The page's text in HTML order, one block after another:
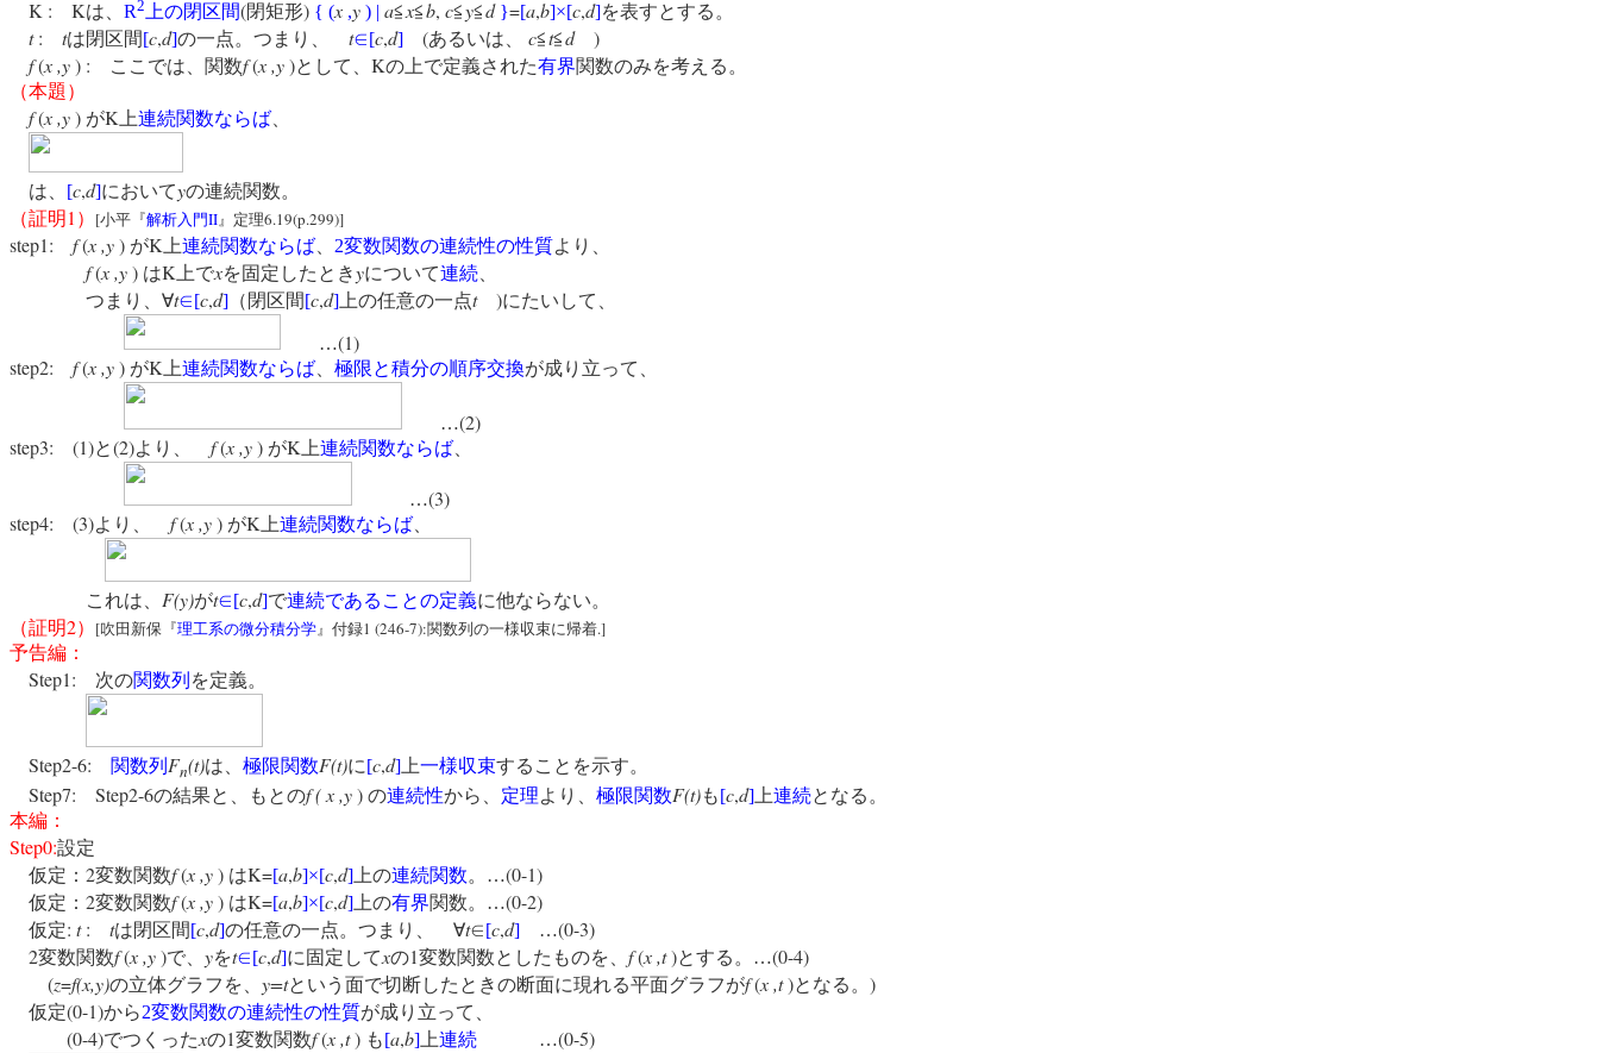
K : Kは、 R2 上の閉区間(閉矩形) { (x ,y ) | a≦ x≦b, c≦y≦d }=[a,b]×[c,d]を表すとする。
t: tは閉区間[c,d]の一点。つまり、 t∈[c,d] (あるいは、 c≦t≦d
)
f(x ,y) : ここでは、関数f(x ,y)として、 Kの上で定義された有界関数のみを考える。
（本題）
f(x ,y) がK 上連続関数ならば
は、 [c,d]においてyの連続関数。
（証明 1 ） [小平『解析入門II 』定理6.19(p.299)]
step1: f(x ,y) がK 上連続関数ならば 2変数関数の連続性の性質より、
f(x ,y) はK 上でxを固定したときyについて連続
つまり、∀t∈[c,d] （閉区間[c,d] 上の任意の一点t )にたいして、
…(1)
step2:
f(x ,y) がK 上連続関数ならば 極限と積分の順序交換が成り立って、
…(2)
step3:
(1)と(2)より、 f(x ,y) がK 上連続関数ならば
…(3)
step4:
(3)より、 f(x ,y) がK 上連続関数ならば
これは、 F(y)がt∈[c,d]で連続であることの定義に他ならない。
（証明2） [吹田新保『理工系の微分積分学 』付録1 (246-7):関数列の一様収束に帰着.]
予告編：
Step1: 次の関数列 を定義。
Step2-6: 関数列 Fn(t)は、 極限関数F(t)に[c,d] 上一様収束することを示す。
Step7: Step2-6の結果と、もとのf ( x,y) の連続性から、 定理より、 極限関数F(t)も[c,d] 上連続となる。
本編：
Step0:設定
仮定： 2変数関数f(x ,y) はK=[a,b]×[c,d] 上の連続関数。…(0-1)
仮定： 2変数関数f(x ,y) はK=[a,b]×[c,d] 上の有界関数。…(0-2)
仮定: t: tは閉区間[c,d]の任意の一点。つまり、 ∀t∈[c,d] …(0-3)
2変数関数f(x ,y)で、 yをt∈[c,d]に固定してxの1変数関数としたものを、 f(x ,t)とする。…(0-4)
(z=f(x,y)の立体グラフを、 y=tという面で切断したときの断面に現れる平面グラフがf(x ,t)となる。 )
仮定(0-1)から2変数関数の連続性の性質が成り立って、
(0-4)でつくったxの1変数関数f(x ,t) も[a,b] 上連続 …(0-5)